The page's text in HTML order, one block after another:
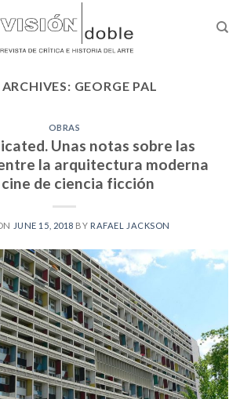
GEORGE PAL
OBRAS
Unas notas sobre las
la arquitectura moderna
de ciencia ficción
JUNE 15, 2018 BY RAFAEL JACKSON